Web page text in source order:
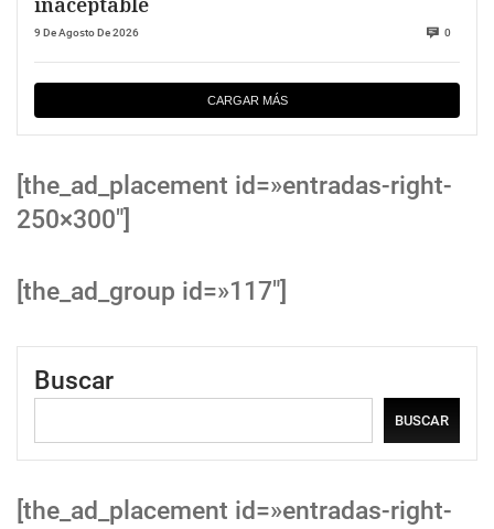
9 De Agosto De 2026 0
CARGAR MÁS
[the_ad_placement id=»entradas-right-
250×300″]
[the_ad_group id=»117″]
Buscar
BUSCAR
[the_ad_placement id=»entradas-right-